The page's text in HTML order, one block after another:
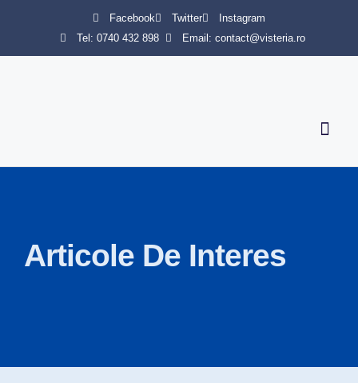
Facebook Twitter
Instagram
Tel: 0740 432 898
Email: contact@visteria.ro
Articole De Interes